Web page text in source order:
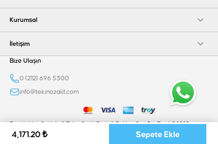
4,171.20 ₺ Sepete Ekle
Kurumsal
İletişim
Bize Ulaşın
0 (212) 696 5300
info@tekinozalit.com
Tüm Hakları Saklıdır © Tekin Ozalit Baskı & Reklam San. Dış. Tic. A.Ş 2025